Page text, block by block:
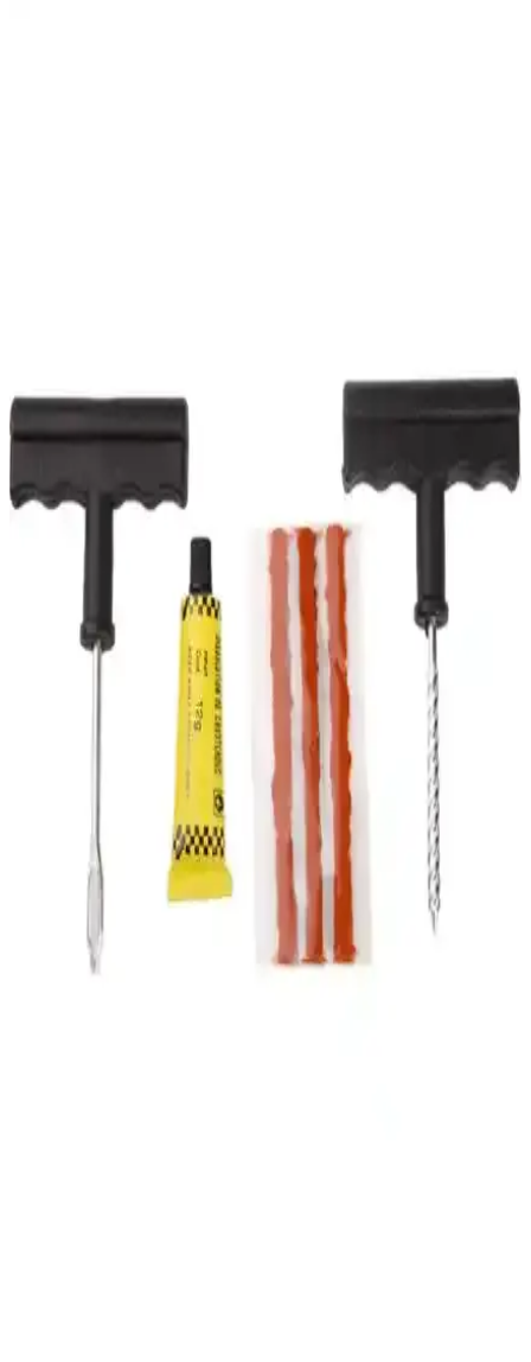
CF MOTO SR 250 ve NK 250 2023 Uyumlu
Turuncu Km Koruyucu Kılıfın Detaylı İncelemesi
CF MOTO SR 250 ve NK 250 modelleri için tasarlanmış turuncu
km koruyucu kılıf, görünürlüğü artırır, dayanıklı malzemeden
üretilmiştir, montajı kolaydır ve stokta geniş yer tutar.
Genel Markalar M.t.s Chopper Ön Sosis Çanta
İncelemesi ve Kullanıcı Yorumları
Genel Markalar M.t.s tarafından tasarlanan siyah büyük boy
chopper ön sosis çanta, dayanıklı malzemeleri ve pratik kullanımıyla
motorcuların ihtiyaçlarını karşılar, uzun yolculuklar için ideal
Vexo Speed Up Siyah Eldiven: Yüksek Performans
ve Güvenlik Özellikleriyle Motorcular İçin Uygun
Vexo Speed Up Siyah Eldiven, yüksek kaliteli deri, gelişmiş koruma
detayları ve dokunmatik uyumu ile güvenli ve konforlu sürüş sağlar,
CE sertifikasıyla güvence altına alınmıştır.
LS2 Kask Modelleri İçin Siyah Tınded Cam
Uyumlu Güvenlik ve Göz Koruma Çözümü
LS2 markasının FF351, FF352, FF369 ve FF384 modellerine
uygun siyah tınded kask camı, UV ışınlarına karşı %100 koruma